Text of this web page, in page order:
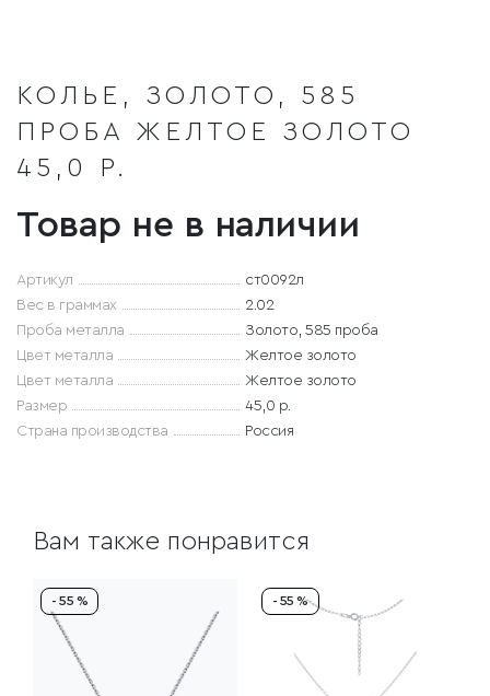
КОЛЬЕ, ЗОЛОТО, 585
ПРОБА ЖЕЛТОЕ ЗОЛОТО
45,0 Р.
Товар не в наличии
Артикул
ст0092л
Вес в граммах
2.02
Проба металла
Золото, 585 проба
Цвет металла
Желтое золото
Цвет металла
Желтое золото
Размер
45,0 р.
Страна производства
Россия
Вам также понравится
- 55 % - 55 %